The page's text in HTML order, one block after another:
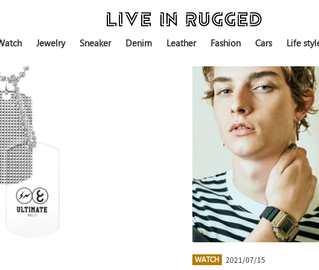
Jewelry Sneaker Denim Leather Fashion Cars Life
WATCH 2021/07/15